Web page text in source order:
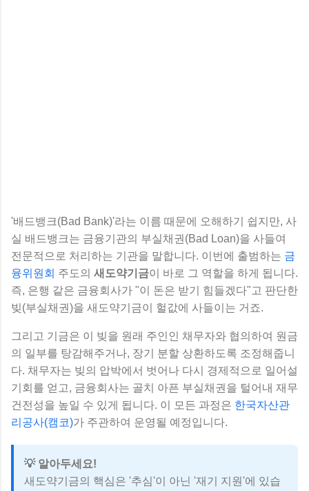
'배드뱅크(Bad Bank)'라는 이름 때문에 오해하기 쉽지만, 사
실 배드뱅크는 금융기관의 부실채권(Bad Loan)을 사들여
전문적으로 처리하는 기관을 말합니다. 이번에 출범하는 금
융위원회 주도의 새도약기금이 바로 그 역할을 하게 됩니다.
즉, 은행 같은 금융회사가 "이 돈은 받기 힘들겠다"고 판단한
빚(부실채권)을 새도약기금이 헐값에 사들이는 거죠.
그리고 기금은 이 빚을 원래 주인인 채무자와 협의하여 원금
의 일부를 탕감해주거나, 장기 분할 상환하도록 조정해줍니
다. 채무자는 빚의 압박에서 벗어나 다시 경제적으로 일어설
기회를 얻고, 금융회사는 골치 아픈 부실채권을 털어내 재무
건전성을 높일 수 있게 됩니다. 이 모든 과정은 한국자산관
리공사(캠코)가 주관하여 운영될 예정입니다.
💡 알아두세요!
새도약기금의 핵심은 '추심'이 아닌 '재기 지원'에 있습